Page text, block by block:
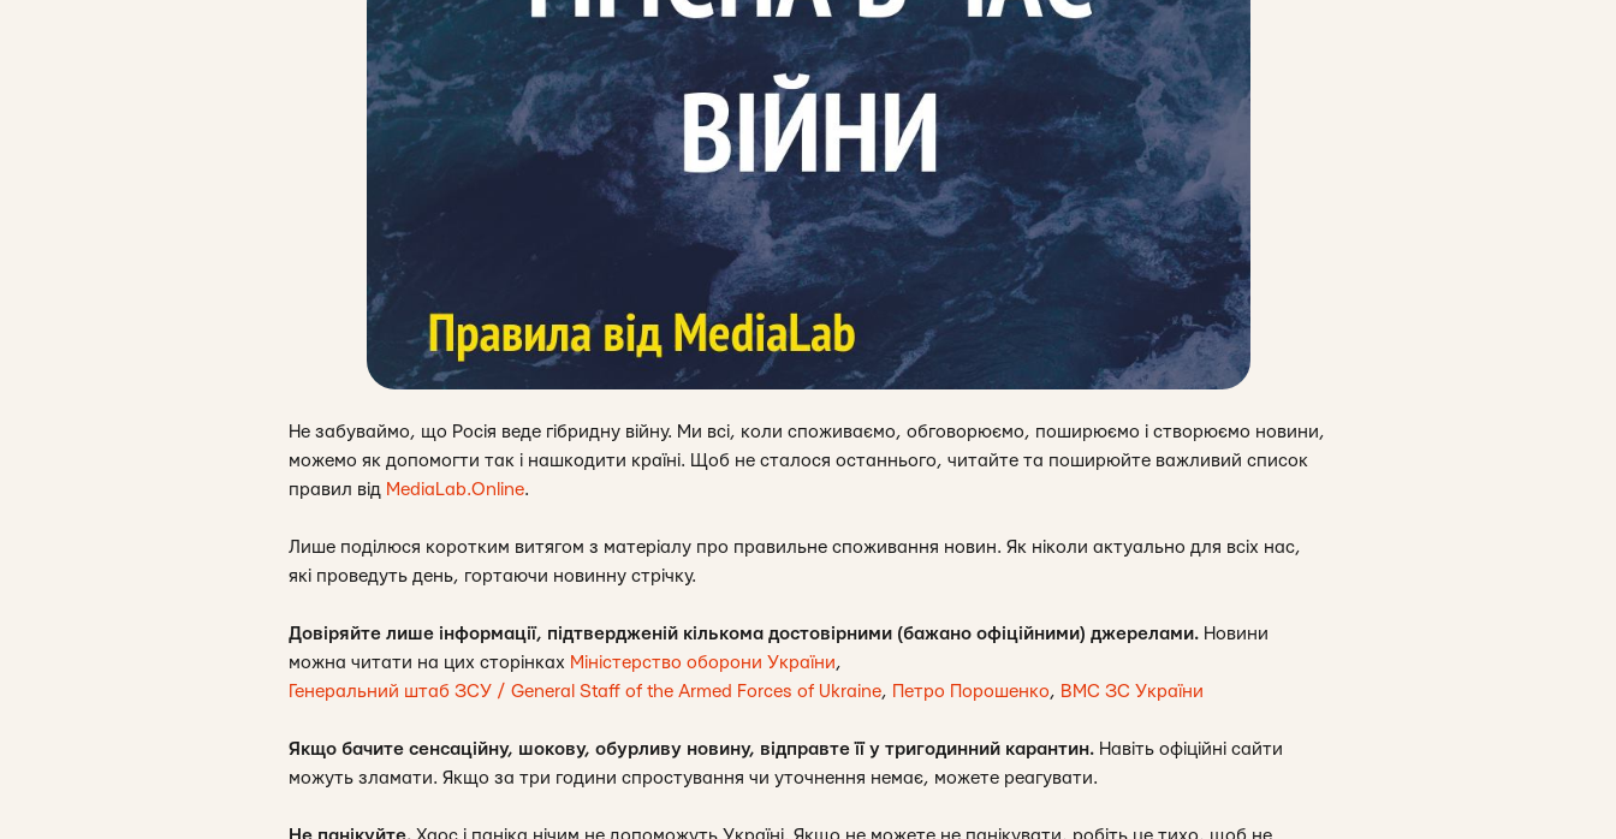
Не забуваймо, що Росія веде гібридну війну. Ми всі, коли споживаємо, обговорюємо, поширюємо і створюємо новини,
можемо як допомогти так і нашкодити країні. Щоб не сталося останнього, читайте та поширюйте важливий список
правил від MediaLab.Online.
Лише поділюся коротким витягом з матеріалу про правильне споживання новин. Як ніколи актуально для всіх нас,
які проведуть день, гортаючи новинну стрічку.
Довіряйте лише інформації, підтвердженій кількома достовірними (бажано офіційними) джерелами. Новини
можна читати на цих сторінках Міністерство оборони України,
Генеральний штаб ЗСУ / General Staff of the Armed Forces of Ukraine, Петро Порошенко, ВМС ЗС України
Якщо бачите сенсаційну, шокову, обурливу новину, відправте її у тригодинний карантин. Навіть офіційні сайти
можуть зламати. Якщо за три години спростування чи уточнення немає, можете реагувати.